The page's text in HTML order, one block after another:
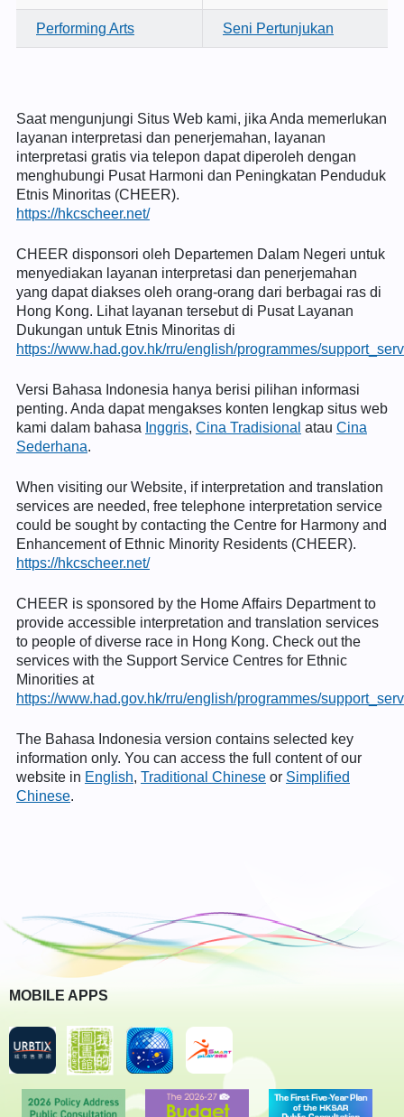
Performing Arts Seni Pertunjukan
Saat mengunjungi Situs Web kami, jika Anda memerlukan
layanan interpretasi dan penerjemahan, layanan
interpretasi gratis via telepon dapat diperoleh dengan
menghubungi Pusat Harmoni dan Peningkatan Penduduk
Etnis Minoritas (CHEER).
https://hkcscheer.net/
CHEER disponsori oleh Departemen Dalam Negeri untuk
menyediakan layanan interpretasi dan penerjemahan
yang dapat diakses oleh orang-orang dari berbagai ras di
Hong Kong. Lihat layanan tersebut di Pusat Layanan
Dukungan untuk Etnis Minoritas di
https://www.had.gov.hk/rru/english/programmes/
Versi Bahasa Indonesia hanya berisi pilihan informasi
penting. Anda dapat mengakses konten lengkap situs web
kami dalam bahasa Inggris, Cina Tradisional atau Cina
Sederhana.
When visiting our Website, if interpretation and translation
services are needed, free telephone interpretation service
could be sought by contacting the Centre for Harmony and
Enhancement of Ethnic Minority Residents (CHEER).
https://hkcscheer.net/
CHEER is sponsored by the Home Affairs Department to
provide accessible interpretation and translation services
to people of diverse race in Hong Kong. Check out the
services with the Support Service Centres for Ethnic
Minorities at
https://www.had.gov.hk/rru/english/programmes/
The Bahasa Indonesia version contains selected key
information only. You can access the full content of our
website in English, Traditional Chinese or Simplified
Chinese.
MOBILE APPS